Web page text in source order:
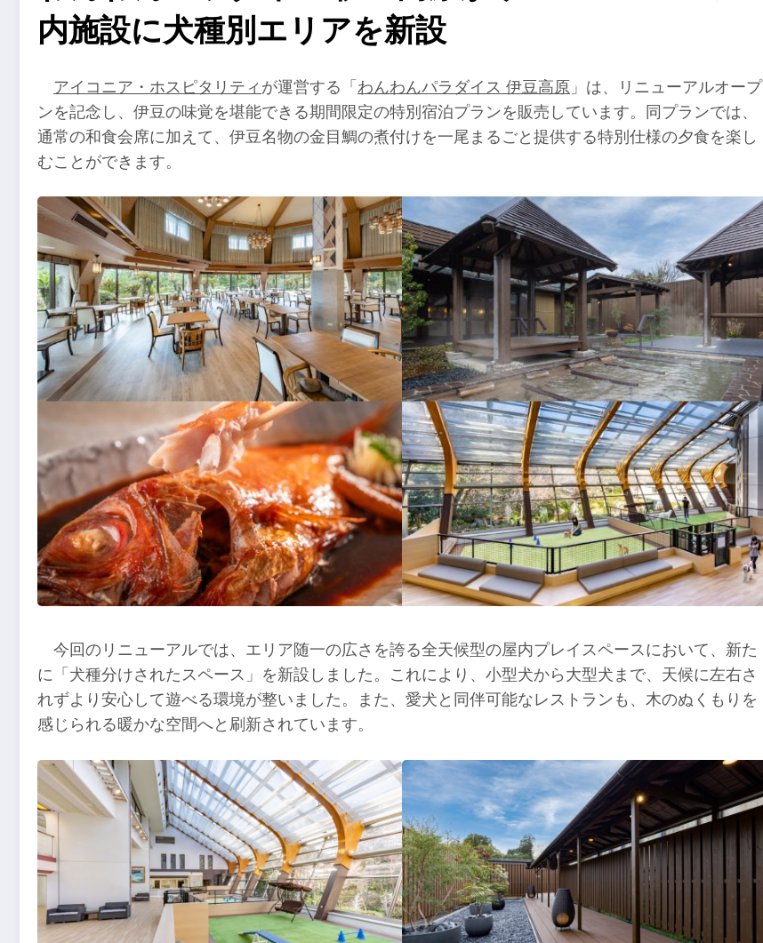
内施設に犬種別エリアを新設
アイコニア・ホスピタリティ が運営する「 わんわんパラダイス 伊豆高原 」は、リニューアルオープ
ンを記念し、伊豆の味覚を堪能できる期間限定の特別宿泊プランを販売しています。同プランでは、
通常の和食会席に加えて、伊豆名物の金目鯛の煮付けを一尾まるごと提供する特別仕様の夕食を楽し
むことができます。
今回のリニューアルでは、エリア随一の広さを誇る全天候型の屋内プレイスペースにおいて、新た
に「犬種分けされたスペース」を新設しました。これにより、小型犬から大型犬まで、天候に左右さ
れずより安心して遊べる環境が整いました。また、愛犬と同伴可能なレストランも、木のぬくもりを
感じられる暖かな空間へと刷新されています。